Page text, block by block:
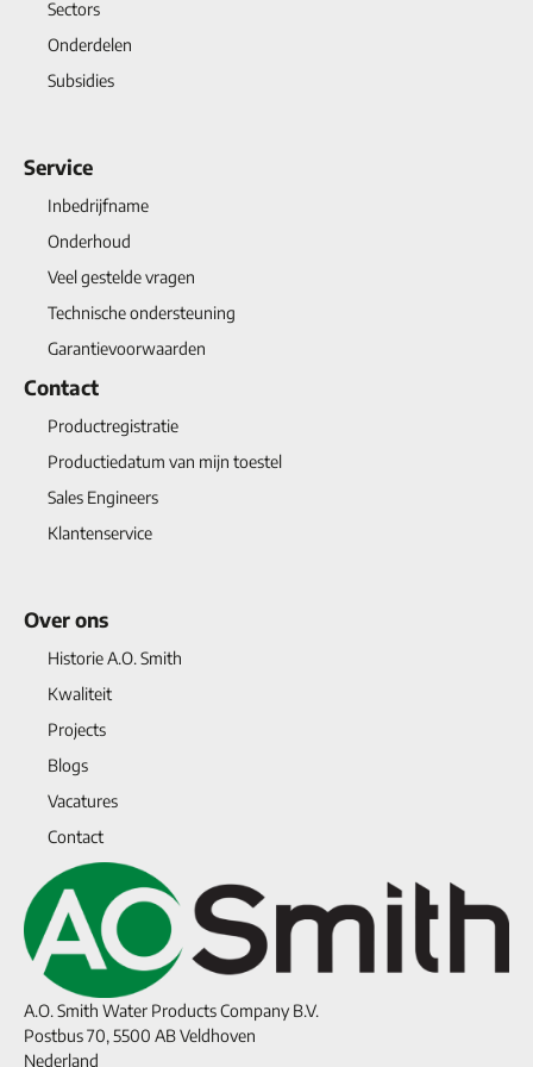
Sectors
Onderdelen
Subsidies
Service
Inbedrijfname
Onderhoud
Veel gestelde vragen
Technische ondersteuning
Garantievoorwaarden
Contact
Productregistratie
Productiedatum van mijn toestel
Sales Engineers
Klantenservice
Over ons
Historie A.O. Smith
Kwaliteit
Projects
Blogs
Vacatures
Contact
A.O. Smith Water Products Company B.V.
Postbus 70, 5500 AB Veldhoven
Nederland